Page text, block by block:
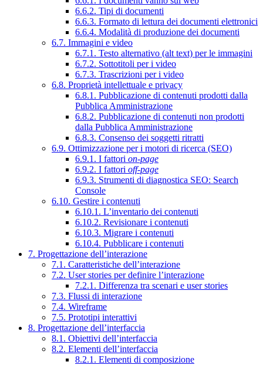
6.6.2. Tipi di documenti
6.6.3. Formato di lettura dei documenti elettronici
6.6.4. Modalità di produzione dei documenti
6.7. Immagini e video
6.7.1. Testo alternativo (alt text) per le immagini
6.7.2. Sottotitoli per i video
6.7.3. Trascrizioni per i video
6.8. Proprietà intellettuale e privacy
6.8.1. Pubblicazione di contenuti prodotti dalla
Pubblica Amministrazione
6.8.2. Pubblicazione di contenuti non prodotti
dalla Pubblica Amministrazione
6.8.3. Consenso dei soggetti ritratti
6.9. Ottimizzazione per i motori di ricerca (SEO)
6.9.1. I fattori on-page
6.9.2. I fattori off-page
6.9.3. Strumenti di diagnostica SEO: Search
Console
6.10. Gestire i contenuti
6.10.1. L’inventario dei contenuti
6.10.2. Revisionare i contenuti
6.10.3. Migrare i contenuti
6.10.4. Pubblicare i contenuti
7. Progettazione dell’interazione
7.1. Caratteristiche dell’interazione
7.2. User stories per definire l’interazione
7.2.1. Differenza tra scenari e user stories
7.3. Flussi di interazione
7.4. Wireframe
7.5. Prototipi interattivi
8. Progettazione dell’interfaccia
8.1. Obiettivi dell’interfaccia
8.2. Elementi dell’interfaccia
8.2.1. Elementi di composizione